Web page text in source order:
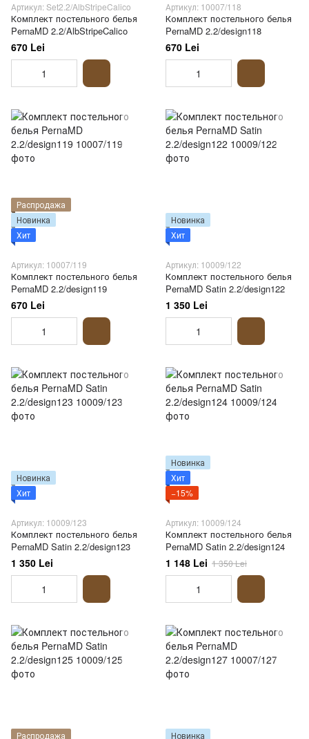
Артикул: Set2.2/AlbStripeCalico
Комплект постельного белья
PernaMD 2.2/AlbStripeCalico
670 Lei
Артикул: 10007/118
Комплект постельного белья
PernaMD 2.2/design118
670 Lei
Распродажа
Новинка
Хит
Артикул: 10007/119
Комплект постельного белья
PernaMD 2.2/design119
670 Lei
Новинка
Хит
Артикул: 10009/122
Комплект постельного белья
PernaMD Satin 2.2/design122
1 350 Lei
Новинка
Хит
Артикул: 10009/123
Комплект постельного белья
PernaMD Satin 2.2/design123
1 350 Lei
Новинка
Хит
−15%
Артикул: 10009/124
Комплект постельного белья
PernaMD Satin 2.2/design124
1 148 Lei 1 350 Lei
Распродажа
Новинка